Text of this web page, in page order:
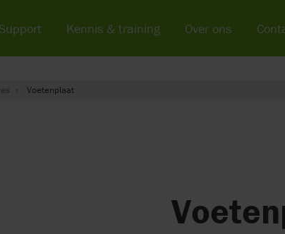
Voetenplaat
Kennis & training Over ons